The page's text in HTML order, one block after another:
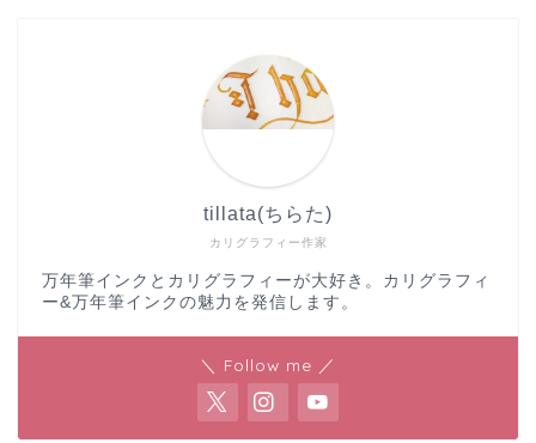
カリグラフィー作家
tillata(ちらた)
万年筆インクとカリグラフィーが大好き。カリグラフィ
ー&万年筆インクの魅力を発信します。
＼ Follow me ／